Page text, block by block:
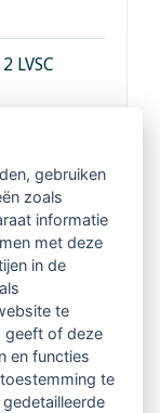
LVSC
in 14
gebruiken
zoals
informatie
met deze
in de
te
geeft of deze
en functies
te